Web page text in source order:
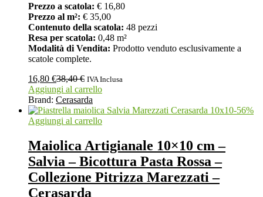
Prezzo a scatola: € 16,80
Prezzo al m²: € 35,00
Contenuto della scatola: 48 pezzi
Resa per scatola: 0,48 m²
Modalità di Vendita: Prodotto venduto esclusivamente a
scatole complete.
16,80 €38,40€ IVA Inclusa
Aggiungi al carrello
Brand: Cerasarda
-56%
Aggiungi al carrello
Maiolica Artigianale 10×10 cm –
Salvia – Bicottura Pasta Rossa –
Collezione Pitrizza Marezzati –
Cerasarda